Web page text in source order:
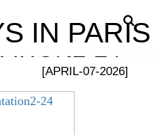
IN PARIS
24
[APRIL-07-2026]